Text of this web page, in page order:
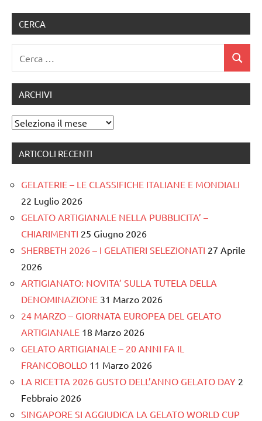
CERCA
per:
Cerca
ARCHIVI
Archivi
ARTICOLI RECENTI
GELATERIE – LE CLASSIFICHE ITALIANE E MONDIALI
22 Luglio 2026
GELATO ARTIGIANALE NELLA PUBBLICITA’ –
CHIARIMENTI 25 Giugno 2026
SHERBETH 2026 – I GELATIERI SELEZIONATI 27 Aprile
2026
ARTIGIANATO: NOVITA’ SULLA TUTELA DELLA
DENOMINAZIONE 31 Marzo 2026
24 MARZO – GIORNATA EUROPEA DEL GELATO
ARTIGIANALE 18 Marzo 2026
GELATO ARTIGIANALE – 20 ANNI FA IL
FRANCOBOLLO 11 Marzo 2026
LA RICETTA 2026 GUSTO DELL’ANNO GELATO DAY 2
Febbraio 2026
SINGAPORE SI AGGIUDICA LA GELATO WORLD CUP